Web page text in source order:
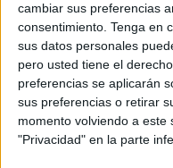
cambiar sus preferencias
consentimiento. Tenga en
sus datos personales
pero usted tiene el
preferencias se aplicarán
sus preferencias o retirar
momento volviendo a este
"Privacidad" en la parte
INFERENCIA ¿De
Belén nos
preparado
comprensión de
[…]